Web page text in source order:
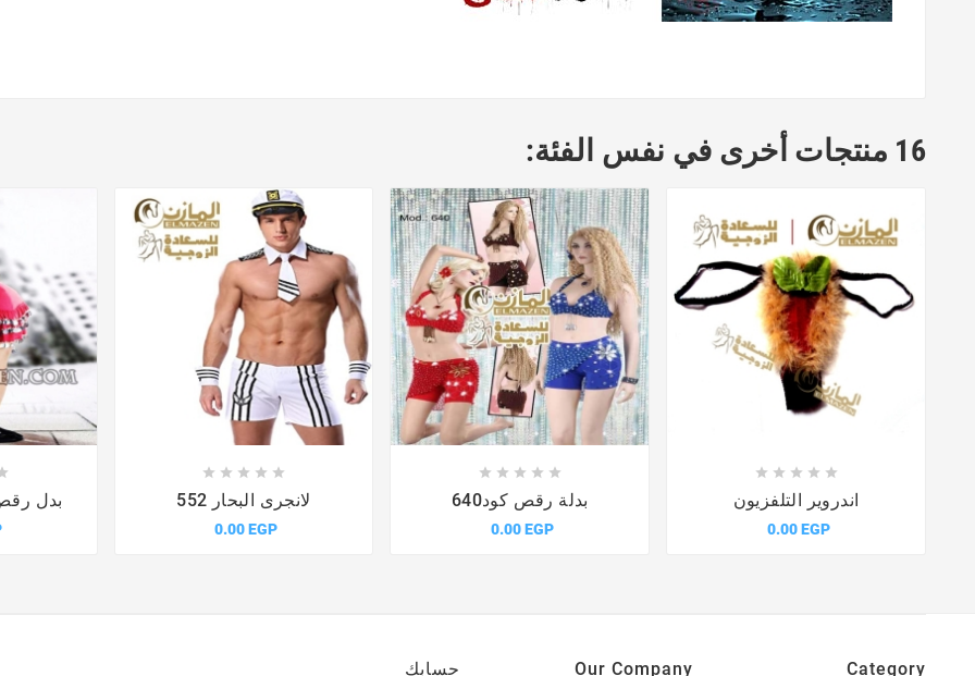
16 منتجات أخرى في نفس الفئة:
بدل رقص

    
لانجرى البحار 552
0.00 EGP

    
بدلة رقص كود640
0.00 EGP
 
    
اندروير التلفزيون
0.00 EGP
Category
Our Company حسابك